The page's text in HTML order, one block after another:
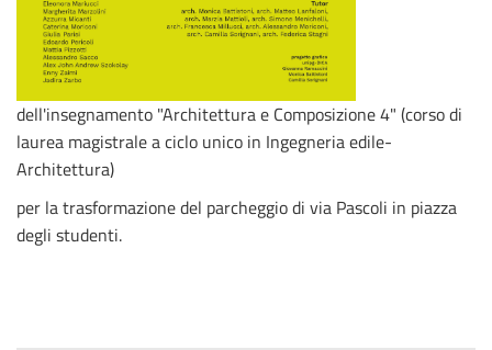
dell'insegnamento "Architettura e Composizione 4" (corso di
laurea magistrale a ciclo unico in Ingegneria edile-
Architettura)
per la trasformazione del parcheggio di via Pascoli in piazza
degli studenti.